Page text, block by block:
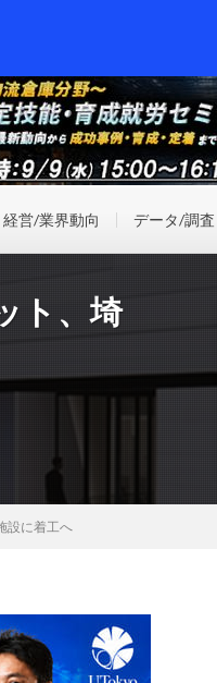
経営/業界動向 データ/調査
ト、埼
設に着工へ